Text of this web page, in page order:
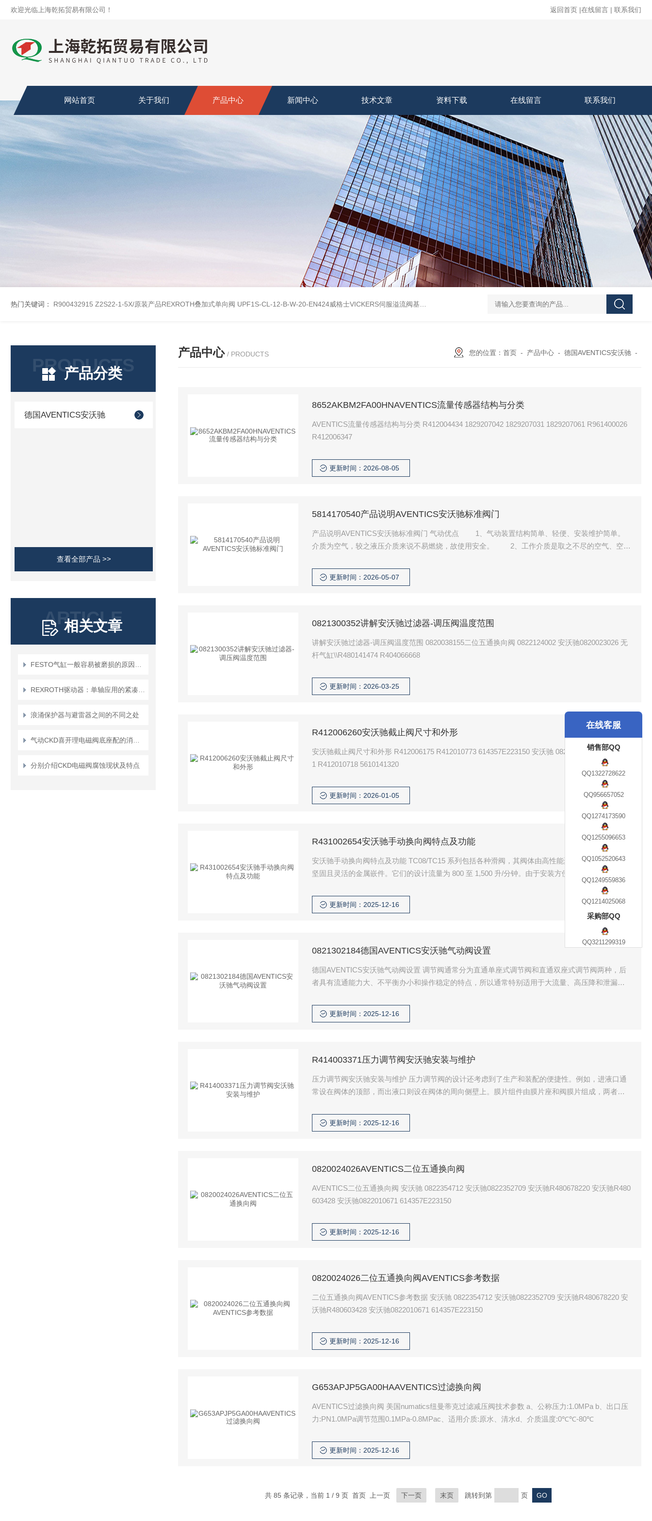
欢迎光临上海乾拓贸易有限公司！ 返回首页 |在线留言 | 联系我们
网站首页 关于我们 产品中心 新闻中心 技术文章 资料下载 在线留言 联系我们
热门关键词： R900432915 Z2S22-1-5X/原装产品REXROTH叠加式单向阀 UPF1S-CL-12-B-W-20-EN424威格士VICKERS伺服溢流阀基本性能 KCG3L250DZMUH110P15T10威格士VICKERS控制阀工作方式
PRODUCTS
产品分类
德国AVENTICS安沃驰
查看全部产品 >>
ARTICLE
相关文章
浪涌保护器与避雷器之间的不同之处
分别介绍CKD电磁阀腐蚀现状及特点
产品中心 / PRODUCTS 您的位置： 首页 - 产品中心 - 德国AVENTICS安沃驰 -
8652AKBM2FA00HNAVENTICS流量传感器结构与分类
AVENTICS流量传感器结构与分类 R412004434 1829207042 1829207031 1829207061 R961400026
R412006347
更新时间：2026-08-05
5814170540产品说明AVENTICS安沃驰标准阀门
产品说明AVENTICS安沃驰标准阀门 气动优点 1、气动装置结构简单、轻便、安装维护简单。
介质为空气，较之液压介质来说不易燃烧，故使用安全。 2、工作介质是取之不尽的空气、空气
气缸的动作速度一般小于1M/S，比液压和电气方式的动作速度快。 4、可靠性高，使用寿命长
更新时间：2026-05-07
0821300352讲解安沃驰过滤器-调压阀温度范围
讲解安沃驰过滤器-调压阀温度范围 0820038155二位五通换向阀 0822124002 安沃驰0820023026 无
杆气缸\\R480141474 R404066668
更新时间：2026-03-25
R412006260安沃驰截止阀尺寸和外形
安沃驰截止阀尺寸和外形 R412006175 R412010773 614357E223150 安沃驰 0820055101 082005505
1 R412010718 5610141320
更新时间：2026-01-05
R431002654安沃驰手动换向阀特点及功能
安沃驰手动换向阀特点及功能 TC08/TC15 系列包括各种滑阀，其阀体由高性能聚合物制成，并带有
坚固且灵活的金属嵌件。它们的设计流量为 800 至 1,500 升/分钟。由于安装方便，这些方向控制阀
更新时间：2025-12-16
0821302184德国AVENTICS安沃驰气动阀设置
德国AVENTICS安沃驰气动阀设置 调节阀通常分为直通单座式调节阀和直通双座式调节阀两种，后
者具有流通能力大、不平衡办小和操作稳定的特点，所以通常特别适用于大流量、高压降和泄漏少
开时，阀两端压差为0.1MPa，流体密度为1g/cm3时，每小时流径调节阀的流量数，称为流通能力，
也称流量系数，以Cv表示，单位为t
更新时间：2025-12-16
R414003371压力调节阀安沃驰安装与维护
压力调节阀安沃驰安装与维护 压力调节阀的设计还考虑到了生产和装配的便捷性。例如，进液口通
常设在阀体的顶部，而出液口则设在阀体的周向侧壁上。膜片组件由膜片座和阀膜片组成，两者之
降低成本并提高耐腐蚀性。
更新时间：2025-12-16
0820024026AVENTICS二位五通换向阀
AVENTICS二位五通换向阀 安沃驰 0822354712 安沃驰0822352709 安沃驰R480678220 安沃驰R480
603428 安沃驰0822010671 614357E223150
更新时间：2025-12-16
0820024026二位五通换向阀AVENTICS参考数据
二位五通换向阀AVENTICS参考数据 安沃驰 0822354712 安沃驰0822352709 安沃驰R480678220 安
沃驰R480603428 安沃驰0822010671 614357E223150
更新时间：2025-12-16
G653APJP5GA00HAAVENTICS过滤换向阀
AVENTICS过滤换向阀 美国numatics纽曼蒂克过滤减压阀技术参数 a、公称压力:1.0MPa b、出口压
力:PN1.0MPa调节范围0.1MPa-0.8MPac、适用介质:原水、清水d、介质温度:0℃℃-80℃
更新时间：2025-12-16
共 85 条记录，当前 1 / 9 页 首页 上一页 下一页 末页 跳转到第 页
在线客服
销售部QQ
QQ1322728622
QQ956657052
QQ1274173590
QQ1255096653
QQ1052520643
QQ1249559836
QQ1214025068
采购部QQ
QQ3211299319